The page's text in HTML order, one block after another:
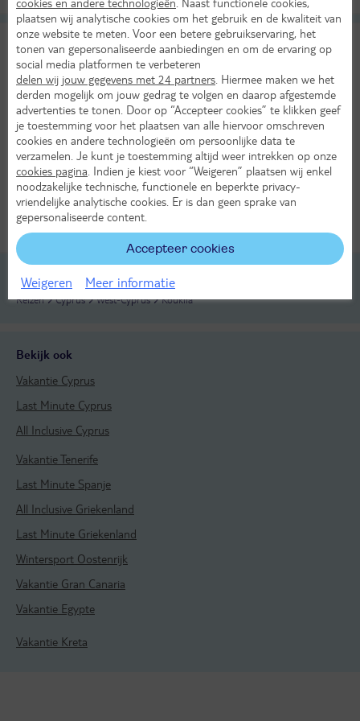
Aphrodite Hills by Atlantica - Golf
TUI classificatie Hotel
Cyprus West-Cyprus Koúklia
LAST MINUTE!
31°
in sep
Vr 4 sep 2026
8 dagen (7 nachten)
Amsterdam - Paphos
All Inclusive
Huurauto
2302,-
Alle verplichte kosten inbegrepen!
Reizen Cyprus West-Cyprus Koúklia
Bekijk ook
Vakantie Cyprus
Last Minute Cyprus
All Inclusive Cyprus
Vakantie Tenerife
Last Minute Spanje
All Inclusive Griekenland
Last Minute Griekenland
Wintersport Oostenrijk
Vakantie Gran Canaria
Vakantie Egypte
Vakantie Kreta
plaatsen wij analytische cookies om het gebruik en de kwaliteit van
onze website te meten. Voor een betere gebruikservaring, het
tonen van gepersonaliseerde aanbiedingen en om de ervaring op
social media platformen te verbeteren
delen wij jouw gegevens met 24 partners . Hiermee maken we het
derden mogelijk om jouw gedrag te volgen en daarop afgestemde
advertenties te tonen. Door op “Accepteer cookies” te klikken geef
je toestemming voor het plaatsen van alle hiervoor omschreven
cookies en andere technologieën om persoonlijke data te
verzamelen. Je kunt je toestemming altijd weer intrekken op onze
cookies pagina . Indien je kiest voor “Weigeren” plaatsen wij enkel
noodzakelijke technische, functionele en beperkte privacy-
vriendelijke analytische cookies. Er is dan geen sprake van
gepersonaliseerde content.
Accepteer cookies
Weigeren Meer informatie